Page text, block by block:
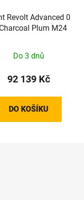
Revolt Advanced 0
Plum M24
Do 3 dnů
92 139 Kč
DO KOŠÍKU